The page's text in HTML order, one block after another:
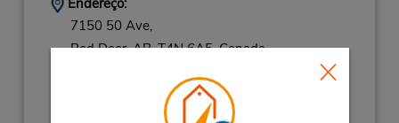
Endereço:
7150 50 Ave,
Red Deer, AB, T4N 6A5, Canada